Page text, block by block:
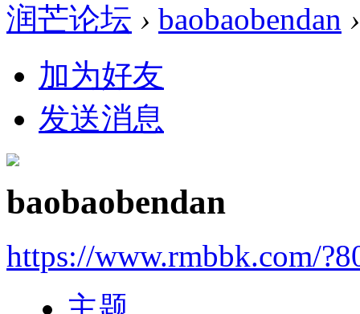
润芒论坛 › baobaobendan ›
加为好友
发送消息
baobaobendan
https://www.rmbbk.com/